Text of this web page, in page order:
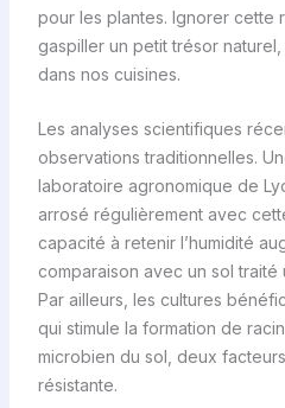
pour les plantes. Ignorer cette
gaspiller un petit trésor
dans nos cuisines.
Les analyses scientifiques
observations traditionnelles.
laboratoire agronomique de
arrosé régulièrement avec
capacité à retenir l’humidité
comparaison avec un sol traité
Par ailleurs, les cultures
qui stimule la formation de
microbien du sol, deux
résistante.